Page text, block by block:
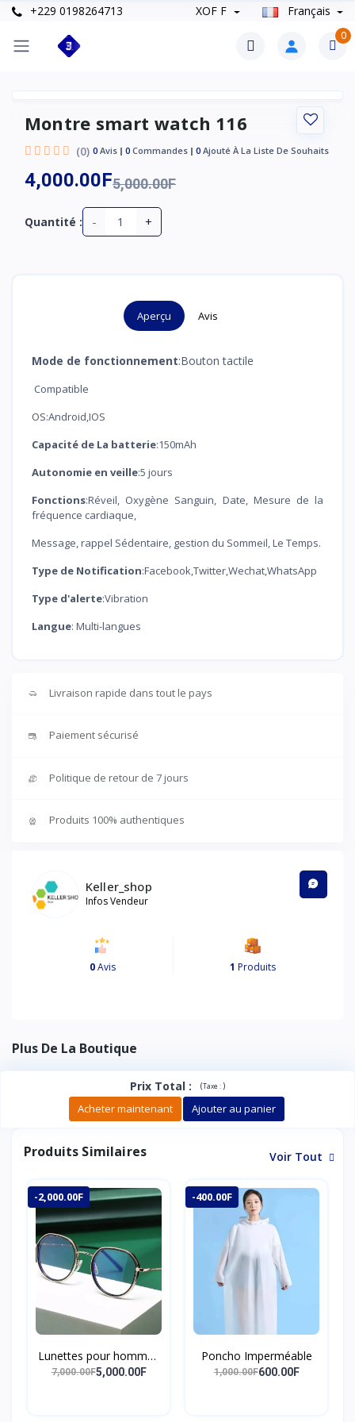
+229 0198264713 XOF F Français
0
Montre smart watch 116
(0) 0 Avis 0 Commandes 0 Ajouté À La Liste De Souhaits
4,000.00F5,000.00F
Quantité : - +
Aperçu Avis
Mode de fonctionnement:Bouton tactile
Compatible
OS:Android,IOS
Capacité de La batterie:150mAh
Autonomie en veille:5 jours
Fonctions:Réveil, Oxygène Sanguin, Date, Mesure de la
fréquence cardiaque,
Message, rappel Sédentaire, gestion du Sommeil, Le Temps.
Type de Notification:Facebook,Twitter,Wechat,WhatsApp
Type d'alerte:Vibration
Langue: Multi-langues
Livraison rapide dans tout le pays
Paiement sécurisé
Politique de retour de 7 jours
Produits 100% authentiques
Keller_shop
Infos Vendeur
0Avis 1 Produits
Plus De La Boutique
Prix Total : (Taxe :)
Acheter maintenant Ajouter au panier
Produits Similaires Voir Tout
-2,000.00F
Lunettes pour hommes
et femmes, anti-lumière
7,000.00F5,000.00F
-400.00F
Poncho Imperméable
1,000.00F600.00F